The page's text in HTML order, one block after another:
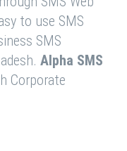
to use SMS
SMS
Alpha SMS
Corporate